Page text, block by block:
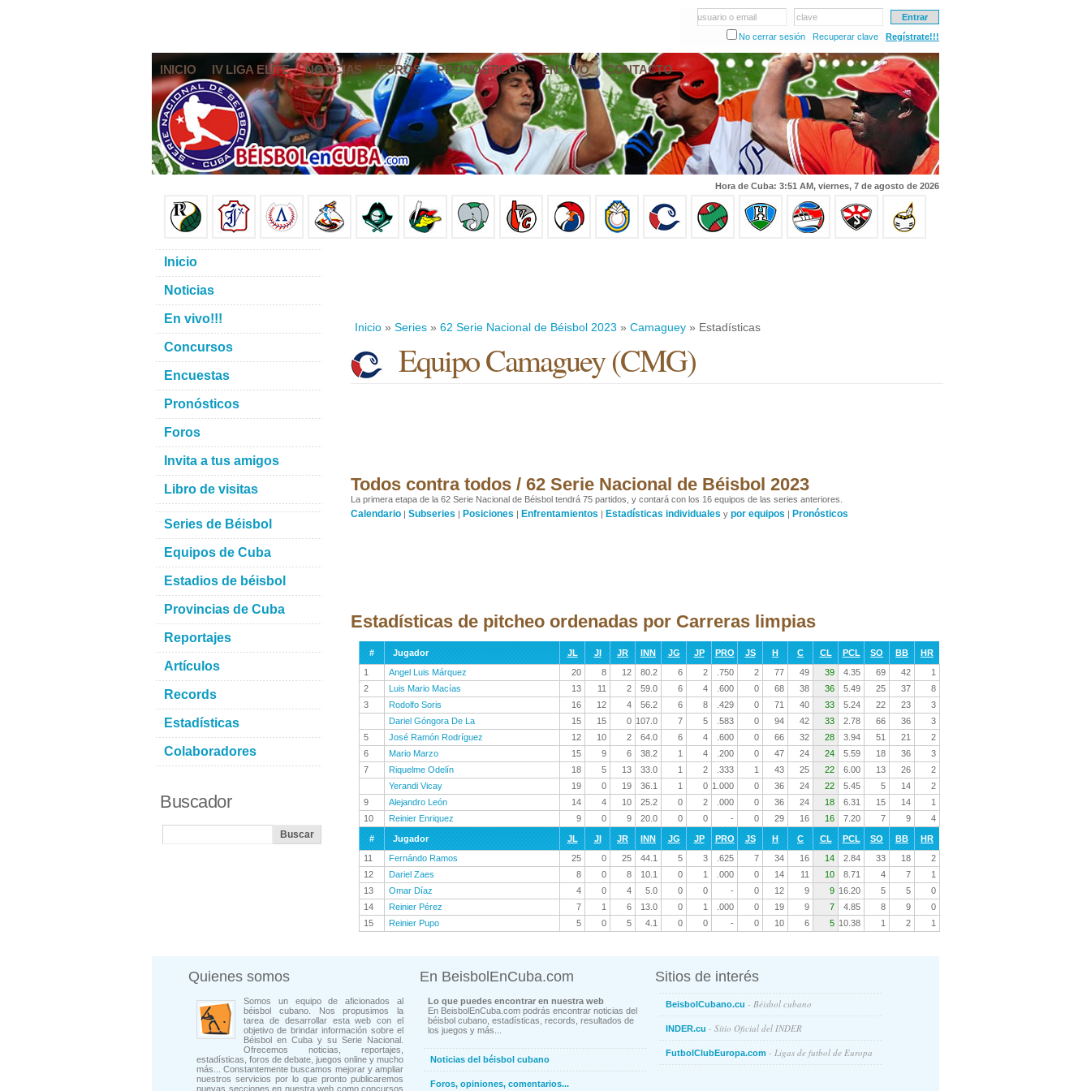
usuario o email
clave
No cerrar sesión
Recuperar clave Regístrate!!!
INICIO IV LIGA ELITE NOTICIAS FOROS PRONÓSTICOS EN VIVO CONTACTO
Hora de Cuba: 3:51 AM, viernes, 7 de agosto de 2026
Inicio » Series » 62 Serie Nacional de Béisbol 2023 » Camaguey » Estadísticas
Equipo Camaguey (CMG)
Todos contra todos / 62 Serie Nacional de Béisbol 2023
La primera etapa de la 62 Serie Nacional de Béisbol tendrá 75 partidos, y contará con los 16 equipos de las series anteriores.
Calendario | Subseries | Posiciones | Enfrentamientos | Estadísticas individuales y por equipos | Pronósticos
Estadísticas de pitcheo ordenadas por Carreras limpias
# Jugador JL JI JR INN JG JP PRO JS H C CL PCL SO BB
HR
1
Angel Luis Márquez 20 8 12 80.2 6 2 .750 2 77 49 39 4.35 69 42
1
2
Luis Mario Macías 13 11 2 59.0 6 4 .600 0 68 38 36 5.49 25 37
8
3
Rodolfo Soris 16 12 4 56.2 6 8 .429 0 71 40 33 5.24 22 23
3
Dariel Góngora De La
15 15 0 107.0 7 5 .583 0 94 42 33 2.78 66 36
3
5
José Ramón Rodríguez 12 10 2 64.0 6 4 .600 0 66 32 28 3.94 51 21
2
6
Mario Marzo 15 9 6 38.2 1 4 .200 0 47 24 24 5.59 18 36
3
7
Riquelme Odelín 18 5 13 33.0 1 2 .333 1 43 25 22 6.00 13 26
2
Yerandi Vicay
19 0 19 36.1 1 0 1.000 0 36 24 22 5.45 5 14
2
9
Alejandro León 14 4 10 25.2 0 2 .000 0 36 24 18 6.31 15 14
1
10
Reinier Enriquez 9 0 9 20.0 0 0 - 0 29 16 16 7.20 7 9 4
# Jugador JL JI JR INN JG JP PRO JS H C CL PCL SO BB
HR
11
Fernándo Ramos 25 0 25 44.1 5 3 .625 7 34 16 14 2.84 33 18
2
12
Dariel Zaes 8 0 8 10.1 0 1 .000 0 14 11 10 8.71 4 7
1
13
Omar Díaz 4 0 4 5.0 0 0 - 0 12 9 9 16.20 5 5
0
14
Reinier Pérez 7 1 6 13.0 0 1 .000 0 19 9 7 4.85 8 9
0
15
Reinier Pupo 5 0 5 4.1 0 0 - 0 10 6 5 10.38 1 2 1
Inicio
Noticias
En vivo!!!
Concursos
Encuestas
Pronósticos
Foros
Invita a tus amigos
Libro de visitas
Series de Béisbol
Equipos de Cuba
Estadios de béisbol
Provincias de Cuba
Reportajes
Artículos
Records
Estadísticas
Colaboradores
Buscador
Quienes somos
Somos un equipo de aficionados al
béisbol cubano. Nos propusimos la
tarea de desarrollar esta web con el
objetivo de brindar información sobre el
Béisbol en Cuba y su Serie Nacional.
Ofrecemos noticias, reportajes,
estadísticas, foros de debate, juegos online y mucho
más... Constantemente buscamos mejorar y ampliar
nuestros servicios por lo que pronto publicaremos
nuevas secciones en nuestra web como concursos
En BeisbolEnCuba.com
Lo que puedes encontrar en nuestra web
En BeisbolEnCuba.com podrás encontrar noticias del
béisbol cubano, estadísticas, records, resultados de
los juegos y más...
Noticias del béisbol cubano
Foros, opiniones, comentarios...
Sitios de interés
BeisbolCubano.cu - Béisbol cubano
INDER.cu - Sitio Oficial del INDER
FutbolClubEuropa.com - Ligas de futbol de Europa